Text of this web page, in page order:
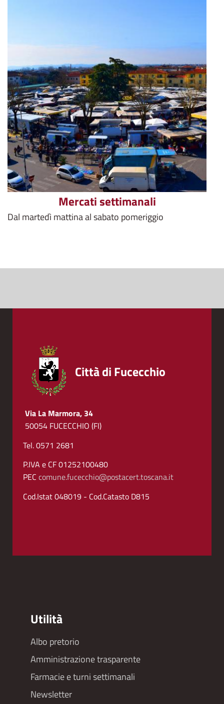
Mercati settimanali
Dal martedì mattina al sabato pomeriggio
Città di Fucecchio
Via La Marmora, 34
50054 FUCECCHIO (FI)
Tel. 0571 2681
P.IVA e CF 01252100480
PEC comune.fucecchio@postacert.toscana.it
Cod.Istat 048019 - Cod.Catasto D815
Utilità
Footer
menu
Albo pretorio
Amministrazione trasparente
Farmacie e turni settimanali
Newsletter